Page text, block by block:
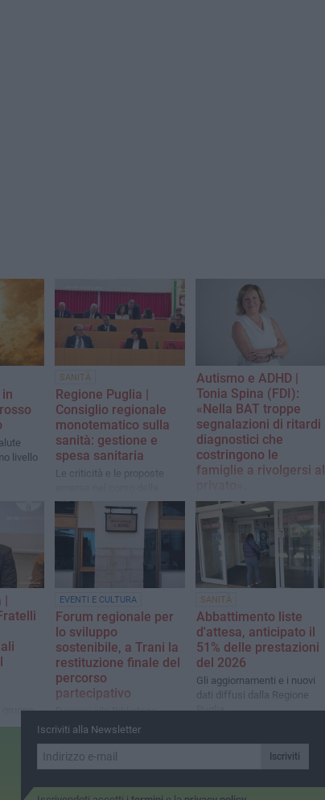
livello
SANITÀ
Regione Puglia |
Consiglio regionale
monotematico sulla
sanità: gestione e
spesa sanitaria
Le criticità e le proposte
massima assise regionale
Autismo e ADHD |
Tonia Spina (FDI):
«Nella BAT troppe
segnalazioni di ritardi
diagnostici che
costringono le
famiglie a rivolgersi al
La V.Presidente della
Comm. Sanità Regione
Puglia interviene per
l'autismo: «Basta attese
infinite: le famiglie pugliesi
hanno diritto a diagnosi e
cure tempestive»
|
gruppo
EVENTI E CULTURA
Forum regionale per
lo sviluppo
sostenibile, a Trani la
restituzione finale del
percorso
partecipativo
Domani alla Biblioteca
Comunale “Giovanni Bovio”
emersi dalle quattro tappe
territoriali del Forum
SANITÀ
Abbattimento liste
d'attesa, anticipato il
51% delle prestazioni
del 2026
Gli aggiornamenti e i nuovi
dati diffusi dalla Regione
Puglia
Iscriviti alla Newsletter
Iscriviti